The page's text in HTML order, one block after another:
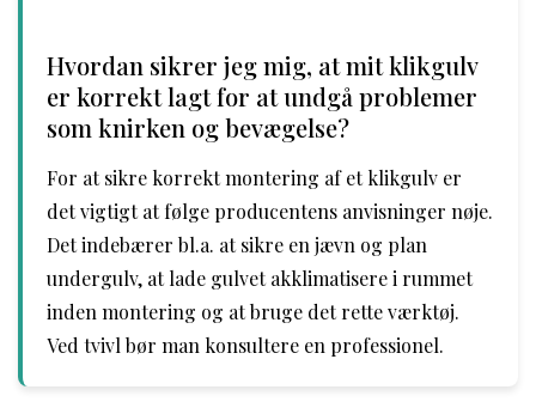
Hvordan sikrer jeg mig, at mit klikgulv
er korrekt lagt for at undgå problemer
som knirken og bevægelse?
For at sikre korrekt montering af et klikgulv er
det vigtigt at følge producentens anvisninger nøje.
Det indebærer bl.a. at sikre en jævn og plan
undergulv, at lade gulvet akklimatisere i rummet
inden montering og at bruge det rette værktøj.
Ved tvivl bør man konsultere en professionel.